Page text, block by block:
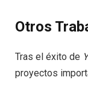
Otros
Tras el éxito de
proyectos